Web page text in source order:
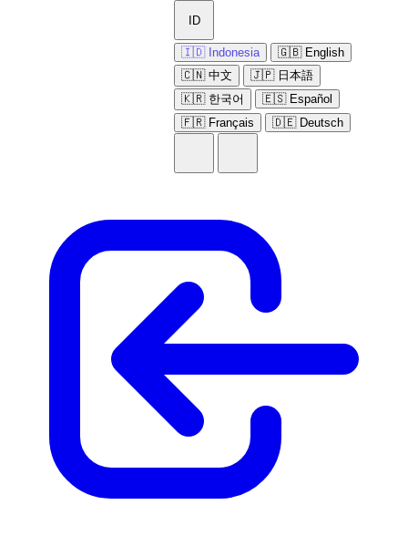
ID
🇮🇩 Indonesia
🇬🇧 English
🇨🇳 中文
🇯🇵 日本語
🇰🇷 한국어
🇪🇸 Español
🇫🇷 Français
🇩🇪 Deutsch